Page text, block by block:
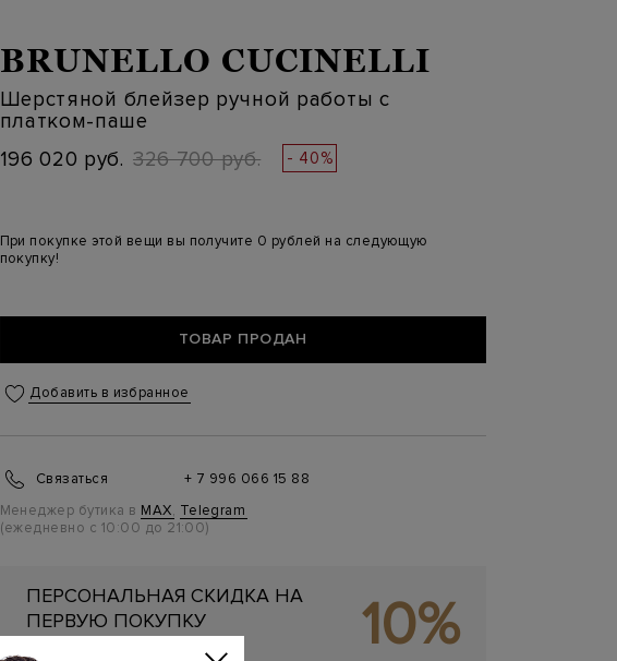
BRUNELLO CUCINELLI
Шерстяной блейзер ручной работы с
платком-паше
196 020 руб. 326 700 руб. - 40%
При покупке этой вещи вы получите 0 рублей на следующую
покупку!
ТОВАР ПРОДАН
Добавить в избранное
Связаться
+ 7 996 066 15 88
Менеджер бутика в MAX, Telegram
(ежедневно с 10:00 до 21:00)
ПЕРСОНАЛЬНАЯ СКИДКА НА
ПЕРВУЮ ПОКУПКУ
Подробнее 10%